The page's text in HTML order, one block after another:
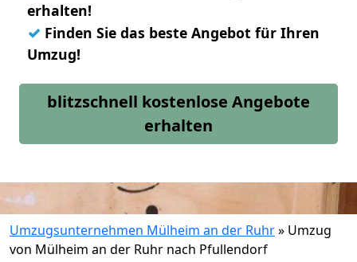
erhalten!
✓ Finden Sie das beste Angebot für Ihren
Umzug!
blitzschnell kostenlose Angebote
erhalten
Umzugsunternehmen Mülheim an der Ruhr» Umzug
von Mülheim an der Ruhr nach Pfullendorf